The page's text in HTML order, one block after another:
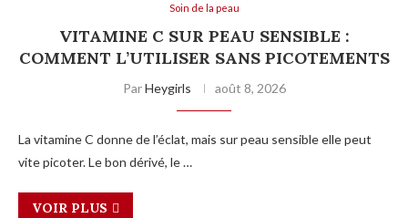
Soin de la peau
VITAMINE C SUR PEAU SENSIBLE :
COMMENT L’UTILISER SANS PICOTEMENTS
ParHeygirls août 8, 2026
La vitamine C donne de l’éclat, mais sur peau sensible elle peut
vite picoter. Le bon dérivé, le …
VOIR PLUS